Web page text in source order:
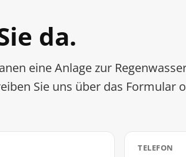
da.
eine Anlage zur
Sie uns über das Formular
TELEFON